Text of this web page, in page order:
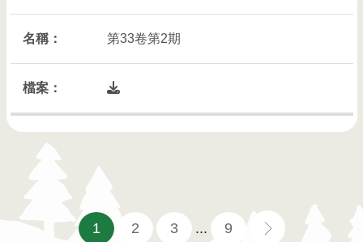
第33卷第2期
開啟檔案下載列表彈出視窗
1 2 3 ... 9